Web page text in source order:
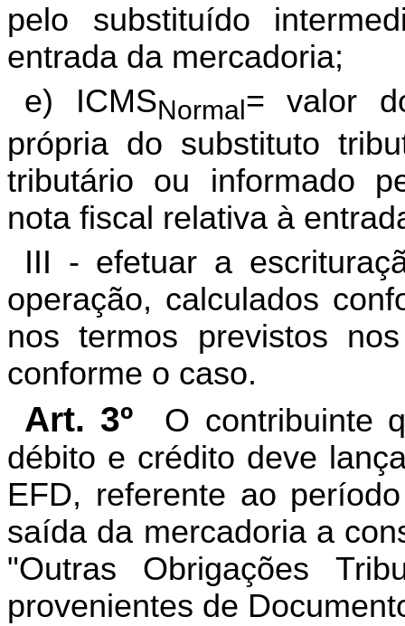
pelo substituído
entrada da mercadoria;
e) ICMSNormal = valor
própria do substituto
tributário ou informado
nota fiscal relativa à
III - efetuar a
operação, calculados
nos termos previstos
conforme o caso.
Art. 3º
O contribuinte
débito e crédito deve
EFD, referente ao
saída da mercadoria a
"Outras Obrigações
provenientes de